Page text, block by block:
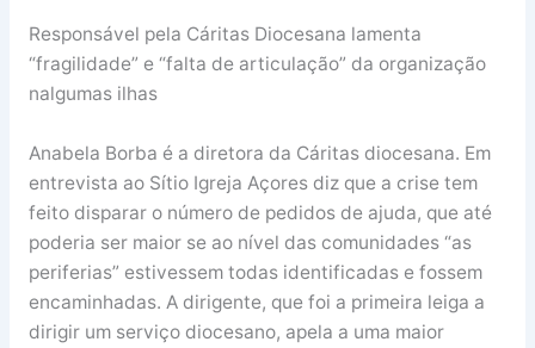
Responsável pela Cáritas Diocesana lamenta
“fragilidade” e “falta de articulação” da organização
nalgumas ilhas
Anabela Borba é a diretora da Cáritas diocesana. Em
entrevista ao Sítio Igreja Açores diz que a crise tem
feito disparar o número de pedidos de ajuda, que até
poderia ser maior se ao nível das comunidades “as
periferias” estivessem todas identificadas e fossem
encaminhadas. A dirigente, que foi a primeira leiga a
dirigir um serviço diocesano, apela a uma maior